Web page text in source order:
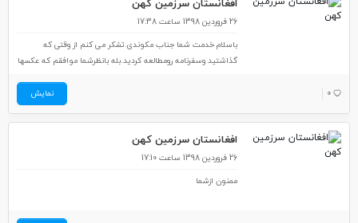
افغانستان سرزمین کهن
26 فروردین 1398 ساعت 17:38
باسلام خدمت شما جناب مکوندی.تشکر می کنم از وقتی که
گذاشتید وسفرنامه رومطالعه کردید.بله بانظرشما موافقم که عکسها
بودم چون شنیده بودم ممکن است پلیس امنیتی افغانستان
گیربدهدوهمونطور هم که نوشتم در باغ گوهر شاد موبایلم
روگرفتند وتفتیش بدنی شدم ودر مناره ها هم از فاصله دوری عکس
گرفتم وبدلیل اینکه مناره ها درفضای مخروب وخراب شده ای
بودودوروبراون هم خلوت بدلایل...
0 نمایش
افغانستان سرزمین کهن
26 فروردین 1398 ساعت 17:10
ممنون ازشما